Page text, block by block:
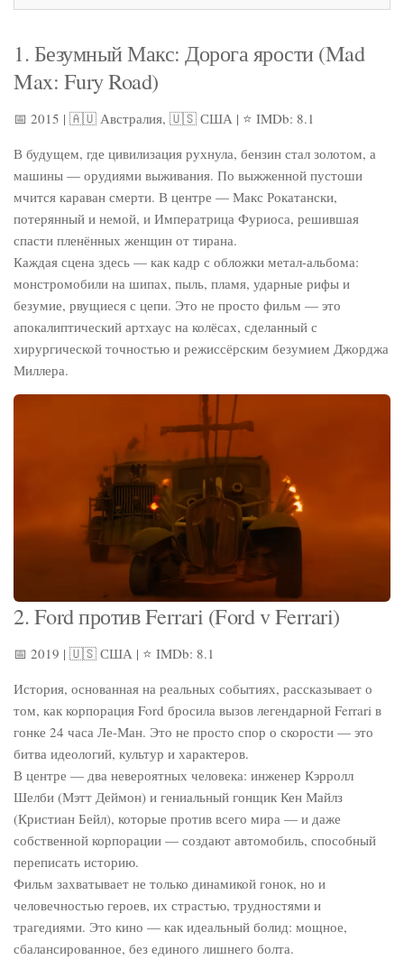
1. Безумный Макс: Дорога ярости (Mad
Max: Fury Road)
📅 2015 | 🇦🇺 Австралия, 🇺🇸 США | ⭐ IMDb: 8.1
В будущем, где цивилизация рухнула, бензин стал золотом, а
машины — орудиями выживания. По выжженной пустоши
мчится караван смерти. В центре — Макс Рокатански,
потерянный и немой, и Императрица Фуриоса, решившая
спасти пленённых женщин от тирана.
Каждая сцена здесь — как кадр с обложки метал-альбома:
монстромобили на шипах, пыль, пламя, ударные рифы и
безумие, рвущиеся с цепи. Это не просто фильм — это
апокалиптический артхаус на колёсах, сделанный с
хирургической точностью и режиссёрским безумием Джорджа
Миллера.
2. Ford против Ferrari (Ford v Ferrari)
📅 2019 | 🇺🇸 США | ⭐ IMDb: 8.1
История, основанная на реальных событиях, рассказывает о
том, как корпорация Ford бросила вызов легендарной Ferrari в
гонке 24 часа Ле-Ман. Это не просто спор о скорости — это
битва идеологий, культур и характеров.
В центре — два невероятных человека: инженер Кэрролл
Шелби (Мэтт Деймон) и гениальный гонщик Кен Майлз
(Кристиан Бейл), которые против всего мира — и даже
собственной корпорации — создают автомобиль, способный
переписать историю.
Фильм захватывает не только динамикой гонок, но и
человечностью героев, их страстью, трудностями и
трагедиями. Это кино — как идеальный болид: мощное,
сбалансированное, без единого лишнего болта.